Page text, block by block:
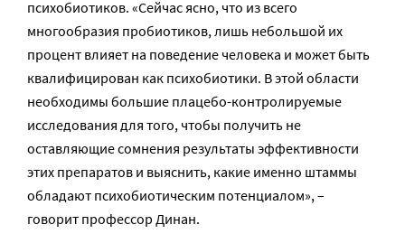
психобиотиков. «Сейчас ясно, что из всего
многообразия пробиотиков, лишь небольшой их
процент влияет на поведение человека и может быть
квалифицирован как психобиотики. В этой области
необходимы большие плацебо-контролируемые
исследования для того, чтобы получить не
оставляющие сомнения результаты эффективности
этих препаратов и выяснить, какие именно штаммы
обладают психобиотическим потенциалом», –
говорит профессор Динан.